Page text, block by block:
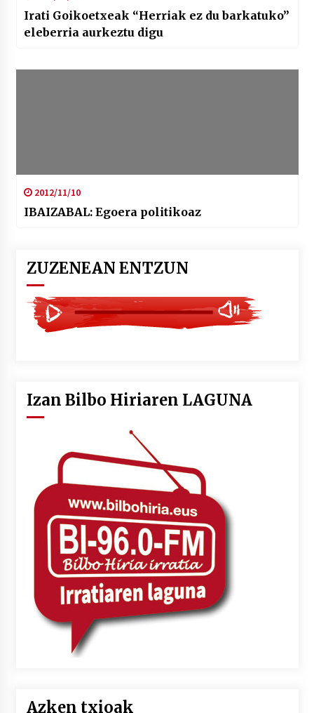
Irati Goikoetxeak “Herriak ez du barkatuko”
eleberria aurkeztu digu
2012/11/10
IBAIZABAL: Egoera politikoaz
ZUZENEAN ENTZUN
Izan Bilbo Hiriaren LAGUNA
Azken txioak